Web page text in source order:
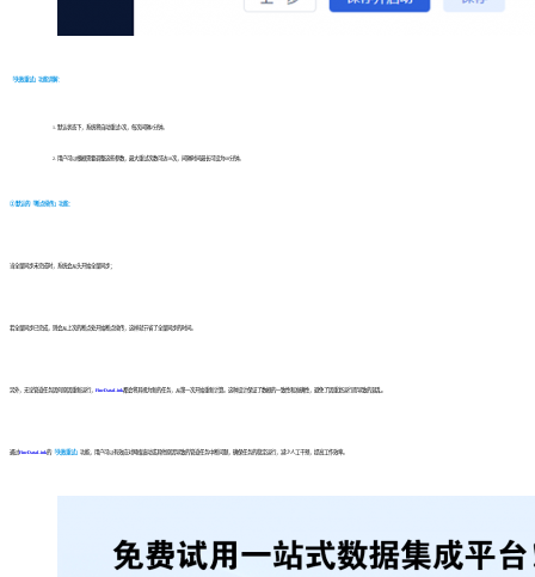
「失败重试」功能详解：
默认状态下，系统将自动重试3次，每次间隔2分钟。
用户可以根据需要调整这些参数，最大重试次数可达10次，间隔时间最长可设为60分钟。
② 默认的「断点续传」功能：
当全量同步未完成时，系统会从头开始全量同步；
若全量同步已完成，则会从上次的断点处开始断点续传，这样就节省了全量同步的时间。
另外，无论管道任务因何原因重新运行， FineDataLink 都会将其视为新的任务，从第一次开始重新计算。这种设计保证了数据的一致性和准确性，避免了因重复运行而导致的混乱。
通过FineDataLink的 「失败重试」 功能，用户可以有效应对网络波动或其他原因导致的管道任务中断问题，确保任务的稳定运行，减少人工干预，提高工作效率。